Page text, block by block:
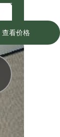
查看价格